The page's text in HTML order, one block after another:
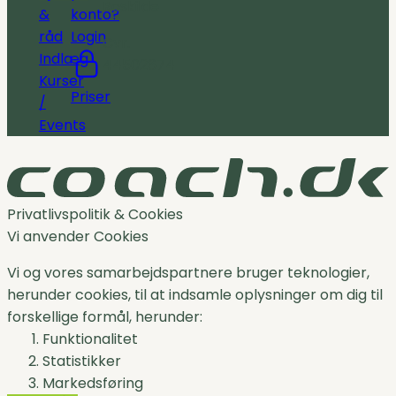
&
råd
Indlæg
Kurser
/
Events
konto?
Login
Priser
Roskilde
Cvr.
Privatlivspolitik & Cookies
Vi anvender Cookies
Vi og vores samarbejdspartnere bruger teknologier,
herunder cookies, til at indsamle oplysninger om dig til
forskellige formål, herunder:
Funktionalitet
Statistikker
Markedsføring